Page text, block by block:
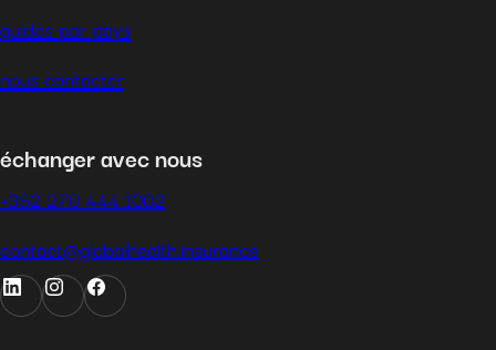
guides par pays
nous contacter
échanger avec nous
+352 270 444 1002
contact@globalhealth.insurance